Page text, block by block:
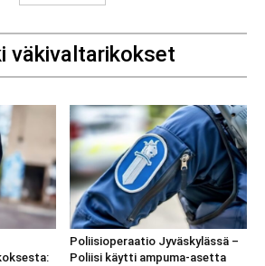
väkivaltarikokset
Poliisioperaatio Jyväskylässä –
Poliisi käytti ampuma-asetta